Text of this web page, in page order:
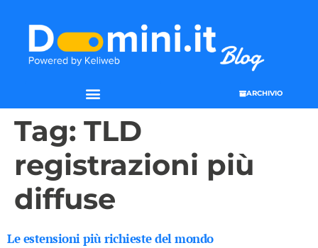
ARCHIVIO
Tag: TLD
registrazioni più
diffuse
Le estensioni più richieste del mondo